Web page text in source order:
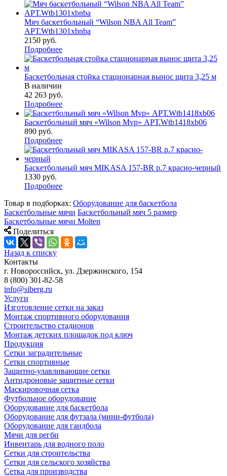
Мяч баскетбольный “Wilson NBA All Team”
АРТ.Wtb1301xbnba
2150 руб.
Подробнее
Баскетбольная стойка стационарная вынос щита 3,25 м
В наличии
42 263 руб.
Подробнее
Баскетбольный мяч «Wilson Mvp» АРТ.Wtb1418xb06
890 руб.
Подробнее
Баскетбольный мяч MIKASA 157-BR р.7 красно-черный
1330 руб.
Подробнее
Товар в подборках: Оборудование для баскетбола
Баскетбольные мячи Баскетбольный мяч 5 размер
Баскетбольные мячи Molten
Поделиться
Назад к списку
Контакты
г. Новороссийск, ул. Дзержинского, 154
8 (800) 301-82-58
info@siberg.ru
Услуги
Изготовление сетки на заказ
Монтаж спортивного оборудования
Строительство стадионов
Монтаж детских площадок под ключ
Продукция
Сетки заградительные
Сетки спортивные
Защитно-улавливающие сетки
Антидроновые защитные сетки
Маскировочная сетка
Футбольное оборудование
Оборудование для баскетбола
Оборудование для футзала (мини-футбола)
Оборудование для гандбола
Мячи для регби
Инвентарь для водного поло
Сетки для строительства
Сетки для сельского хозяйства
Сетка для производства